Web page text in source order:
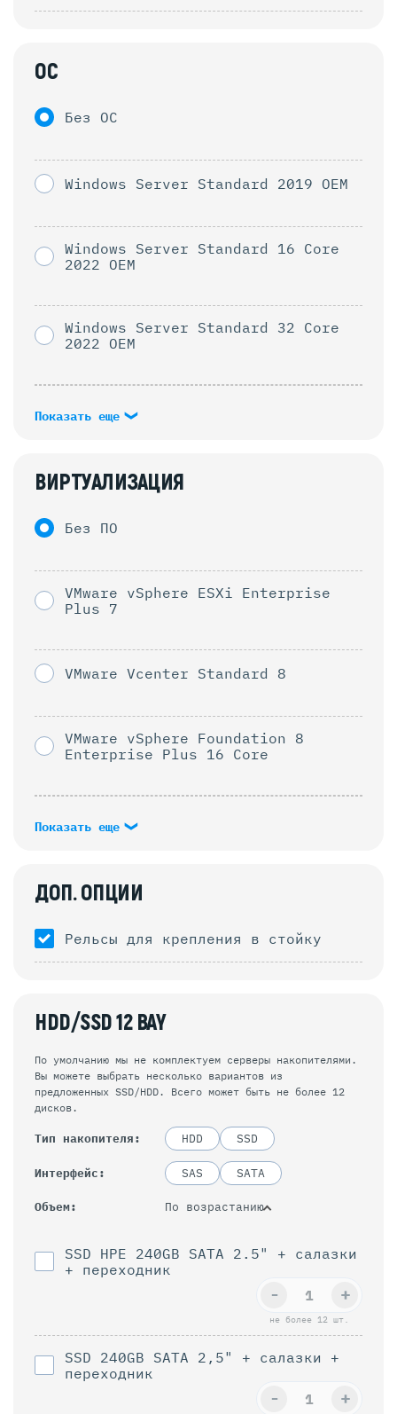
ОС
Без ОС
Windows Server Standard 2019 OEM
Windows Server Standard 16 Core
2022 OEM
Windows Server Standard 32 Core
2022 OEM
Показать еще
ВИРТУАЛИЗАЦИЯ
Без ПО
VMware vSphere ESXi Enterprise
Plus 7
VMware Vcenter Standard 8
VMware vSphere Foundation 8
Enterprise Plus 16 Core
Показать еще
ДОП. ОПЦИИ
Рельсы для крепления в стойку
HDD/SSD 12 BAY
По умолчанию мы не комплектуем серверы накопителями.
Вы можете выбрать несколько вариантов из
предложенных SSD/HDD. Всего может быть не более 12
дисков.
Тип накопителя HDD SSD
Интерфейс SAS SATA
Объем По возрастанию
SSD HPE 240GB SATA 2.5" + салазки
+ переходник
не более 12 шт.
+
-
SSD 240GB SATA 2,5" + салазки +
переходник
+
-